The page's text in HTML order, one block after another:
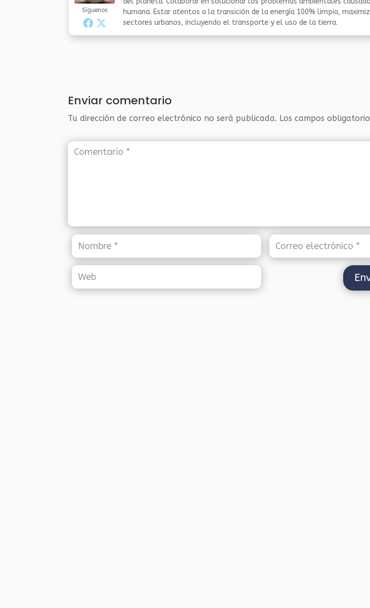
Síguenos
humana. Estar atentos a la transición de la energía 100% limpia,
sectores urbanos, incluyendo el transporte y el uso de la tierra.
Enviar comentario
Tu dirección de correo electrónico no será publicada. Los campos